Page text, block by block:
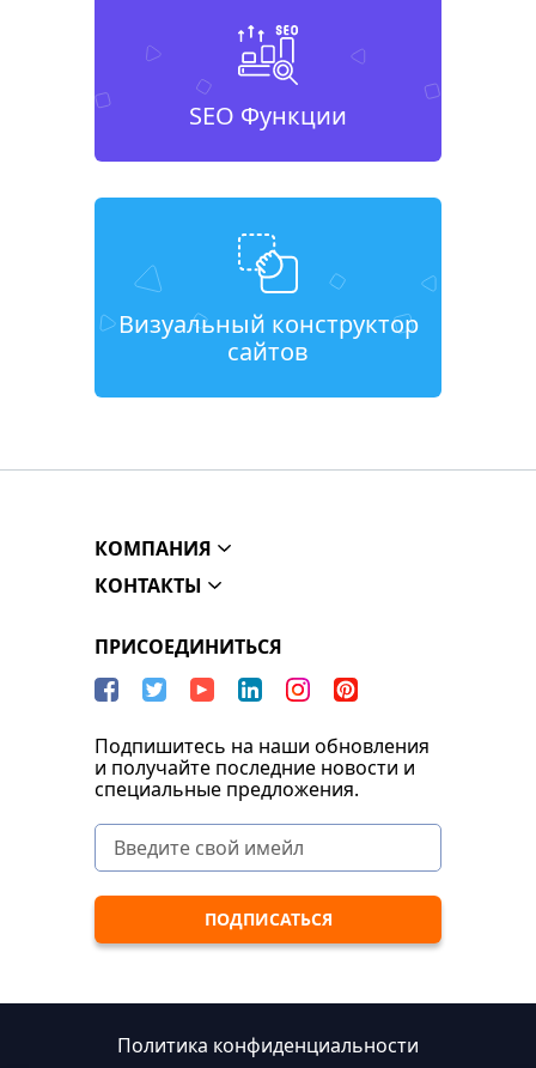
SEO Функции
Визуальный конструктор
сайтов
КОМПАНИЯ
КОНТАКТЫ
ПРИСОЕДИНИТЬСЯ
Подпишитесь на наши обновления
и получайте последние новости и
специальные предложения.
Политика конфиденциальности